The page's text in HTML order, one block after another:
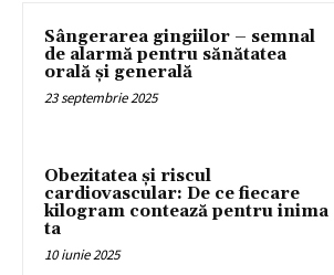
Sângerarea gingiilor – semnal
de alarmă pentru sănătatea
orală și generală
23 septembrie 2025
Obezitatea și riscul
cardiovascular: De ce fiecare
kilogram contează pentru inima
ta
10 iunie 2025